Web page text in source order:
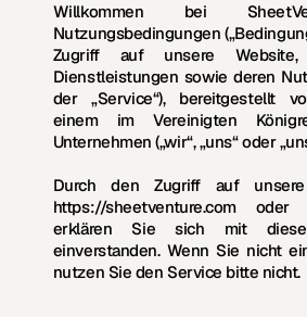
Willkommen bei
Nutzungsbedingungen
Zugriff auf unsere
Dienstleistungen sowie deren
der „Service“), bereitgestellt
einem im Vereinigten
Unternehmen („wir“, „uns“ oder
https://sheetventure.com oder
erklären Sie sich mit
einverstanden. Wenn Sie nicht
nutzen Sie den Service bitte nicht.